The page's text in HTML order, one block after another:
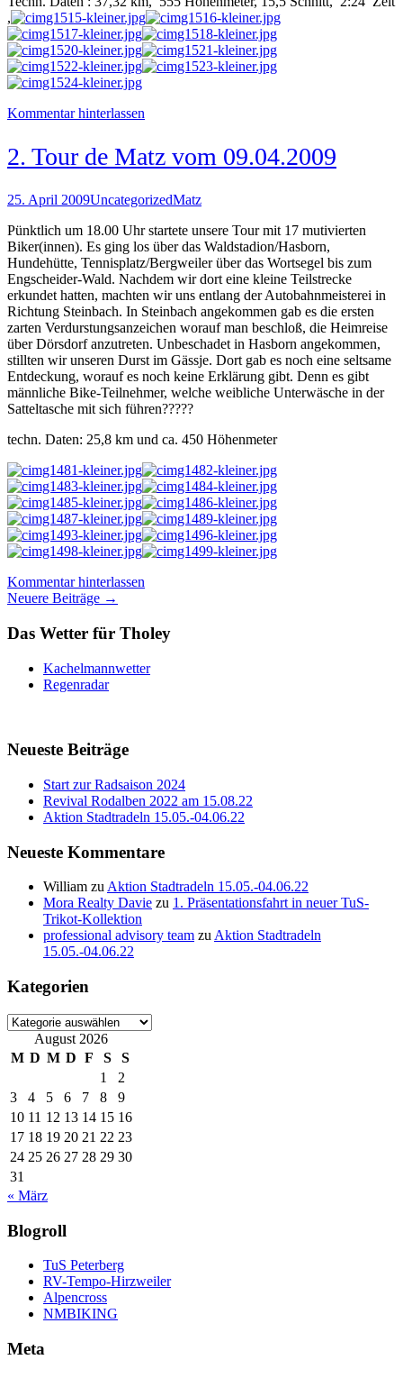
,
Kommentar hinterlassen
2. Tour de Matz vom 09.04.2009
25. April 2009UncategorizedMatz
Pünktlich um 18.00 Uhr startete unsere Tour mit 17 mutivierten
Biker(innen). Es ging los über das Waldstadion/Hasborn,
Hundehütte, Tennisplatz/Bergweiler über das Wortsegel bis zum
Engscheider-Wald. Nachdem wir dort eine kleine Teilstrecke
erkundet hatten, machten wir uns entlang der Autobahnmeisterei in
Richtung Steinbach. In Steinbach angekommen gab es die ersten
zarten Verdurstungsanzeichen worauf man beschloß, die Heimreise
über Dörsdorf anzutreten. Unbeschadet in Hasborn angekommen,
stillten wir unseren Durst im Gässje. Dort gab es noch eine seltsame
Entdeckung, worauf es noch keine Erklärung gibt. Denn es gibt
männliche Bike-Teilnehmer, welche weibliche Unterwäsche in der
Satteltasche mit sich führen?????
techn. Daten: 25,8 km und ca. 450 Höhenmeter
Kommentar hinterlassen
Beitragsnavigation
Neuere Beiträge →
Das Wetter für Tholey
Kachelmannwetter
Regenradar
Neueste Beiträge
Start zur Radsaison 2024
Revival Rodalben 2022 am 15.08.22
Aktion Stadtradeln 15.05.-04.06.22
Neueste Kommentare
William zuAktion Stadtradeln 15.05.-04.06.22
Mora Realty Davie zu 1. Präsentationsfahrt in neuer TuS-
Trikot-Kollektion
professional advisory team zuAktion Stadtradeln
15.05.-04.06.22
Kategorien
Kategorien
August 2026
M D M D F S
S
1
2
3
4 5 6 7 8
9
10 11 12 13 14 15 16
17 18 19 20 21 22 23
24 25 26 27 28 29 30
31
« März
Blogroll
TuS Peterberg
RV-Tempo-Hirzweiler
Alpencross
NMBIKING
Meta